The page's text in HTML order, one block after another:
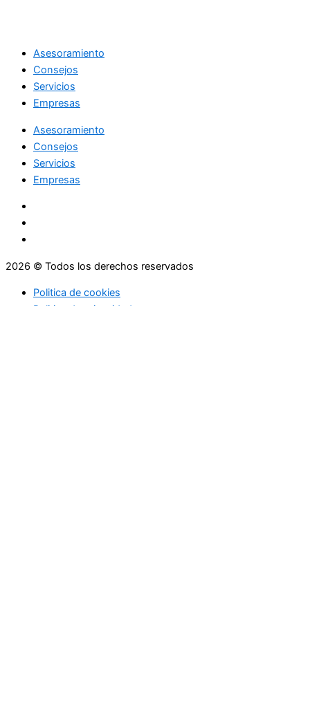
Asesoramiento
Consejos
Servicios
Empresas
Asesoramiento
Consejos
Servicios
Empresas
2026 © Todos los derechos reservados
Politica de cookies
Politica de privacidad